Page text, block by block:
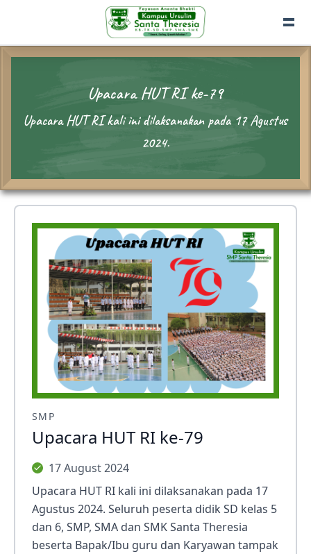
Upacara HUT RI ke-79
Upacara HUT RI kali ini dilaksanakan pada 17 Agustus
2024.
SMP
Upacara HUT RI ke-79
17 August 2024
Upacara HUT RI kali ini dilaksanakan pada 17
Agustus 2024. Seluruh peserta didik SD kelas 5
dan 6, SMP, SMA dan SMK Santa Theresia
beserta Bapak/Ibu guru dan Karyawan tampak